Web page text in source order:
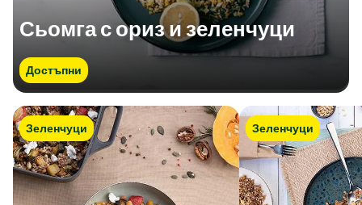
Сьомга с ориз и зеленчуци
Достъпни
Зеленчуци Зеленчуци